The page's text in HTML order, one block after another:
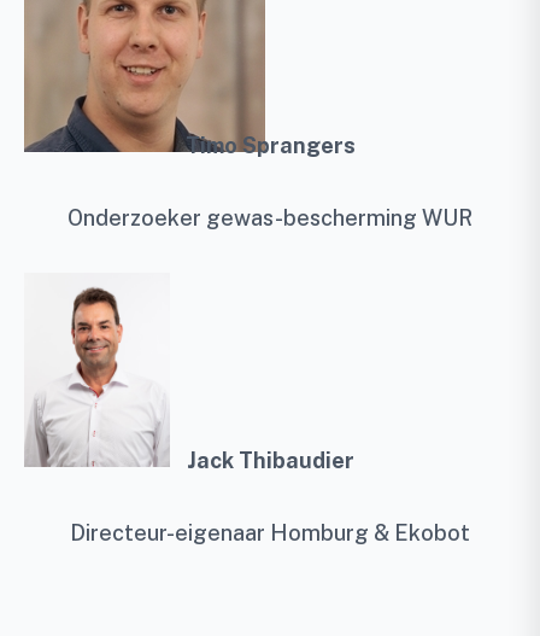
Timo Sprangers
Onderzoeker gewas-bescherming WUR
Jack Thibaudier
Directeur-eigenaar Homburg & Ekobot